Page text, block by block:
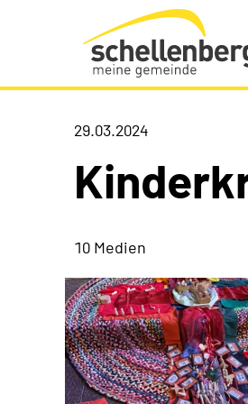
Gemeinde Schellenberg Startseite
29.03.2024
10 Medien